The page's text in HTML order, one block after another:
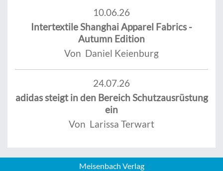
10.06.26
Intertextile Shanghai Apparel Fabrics -
Autumn Edition
Von Daniel Keienburg
24.07.26
adidas steigt in den Bereich Schutzausrüstung
ein
Von Larissa Terwart
Meisenbach Verlag